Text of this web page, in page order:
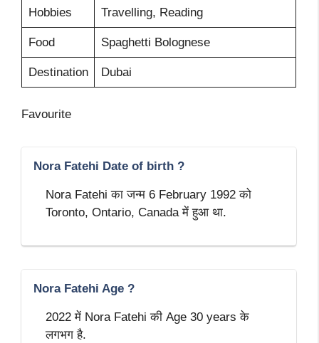
Hobbies Travelling, Reading
Food Spaghetti Bolognese
Destination Dubai
Favourite
Nora Fatehi Date of birth ?
Nora Fatehi का जन्म 6 February 1992 को
Toronto, Ontario, Canada में हुआ था.
Nora Fatehi Age ?
2022 में Nora Fatehi की Age 30 years के
लगभग है.